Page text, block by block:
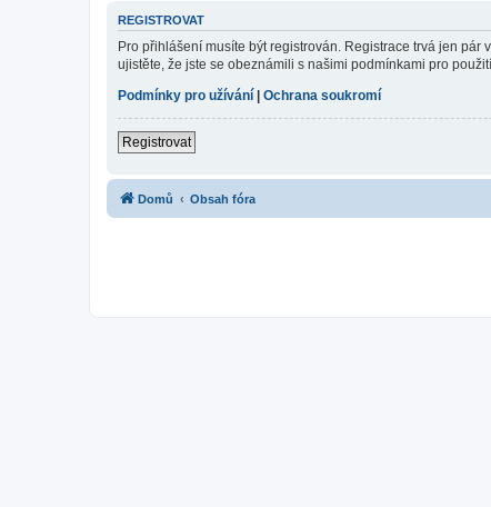
REGISTROVAT
Pro přihlášení musíte být registrován. Registrace trvá jen
ujistěte, že jste se obeznámili s našimi podmínkami pro
Podmínky pro užívání | Ochrana soukromí
Registrovat
Domů Obsah fóra